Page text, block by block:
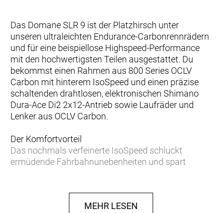
Das Domane SLR 9 ist der Platzhirsch unter
unseren ultraleichten Endurance-Carbonrennrädern
und für eine beispiellose Highspeed-Performance
mit den hochwertigsten Teilen ausgestattet. Du
bekommst einen Rahmen aus 800 Series OCLV
Carbon mit hinterem IsoSpeed und einen präzise
schaltenden drahtlosen, elektronischen Shimano
Dura-Ace Di2 2x12-Antrieb sowie Laufräder und
Lenker aus OCLV Carbon.
Der Komfortvorteil
Das nochmals verfeinerte IsoSpeed schluckt
ermüdende Fahrbahnunebenheiten und spart
Podium-erprobter SpeedMEHR LESEN